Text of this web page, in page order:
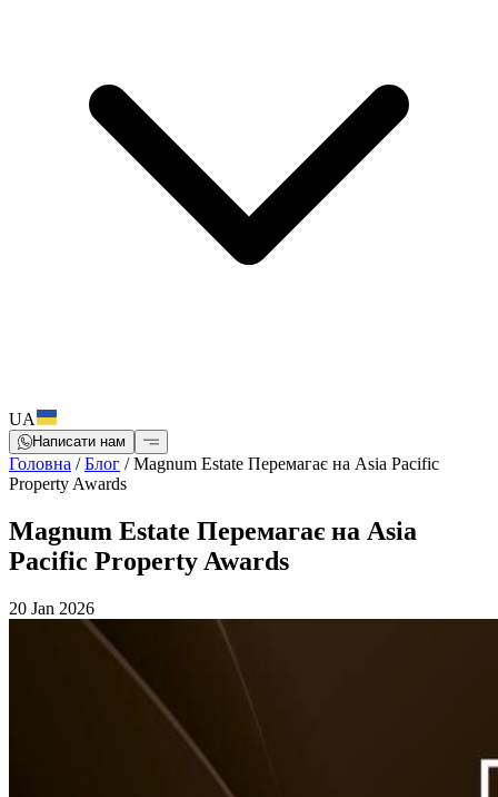
UA
Написати нам
Головна /Блог /Magnum Estate Перемагає на Asia Pacific
Property Awards
Magnum Estate Перемагає на Asia
Pacific Property Awards
20 Jan 2026